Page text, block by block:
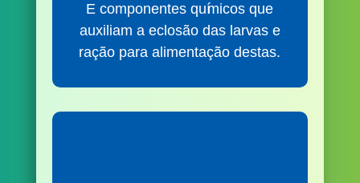
E componentes químicos que
auxiliam a eclosão das larvas e
ração para alimentação destas.